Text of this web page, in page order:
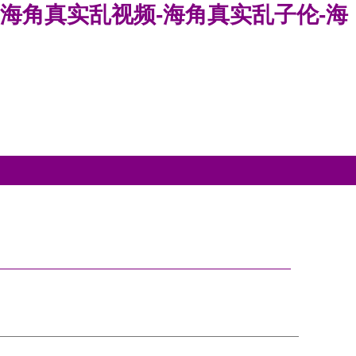
角真实乱视频-海角真实乱子伦-海